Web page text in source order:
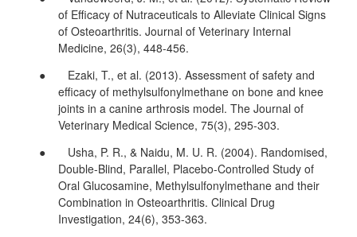
of Efficacy of Nutraceuticals to Alleviate Clinical Signs
of Osteoarthritis. Journal of Veterinary Internal
Medicine, 26(3), 448-456.
● Ezaki, T., et al. (2013). Assessment of safety and
efficacy of methylsulfonylmethane on bone and knee
joints in a canine arthrosis model. The Journal of
Veterinary Medical Science, 75(3), 295-303.
● Usha, P. R., & Naidu, M. U. R. (2004). Randomised,
Double-Blind, Parallel, Placebo-Controlled Study of
Oral Glucosamine, Methylsulfonylmethane and their
Combination in Osteoarthritis. Clinical Drug
Investigation, 24(6), 353-363.